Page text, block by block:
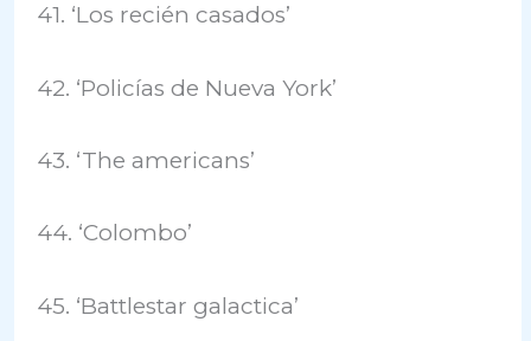
41. ‘Los recién casados’
42. ‘Policías de Nueva York’
43. ‘The americans’
44. ‘Colombo’
45. ‘Battlestar galactica’